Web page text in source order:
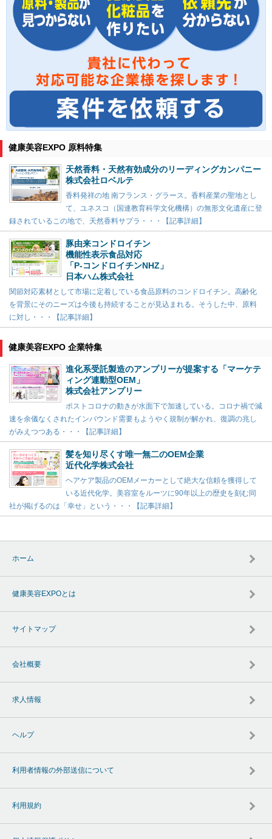
健康美容EXPO 原料特集
天然香料・天然有効成分のリーディングカンパニー
株式会社ロベルテ
香料発祥の地 南フランス・グラース。香料産業の聖地とし
て、ユネスコ（国連教育科学文化機構）の無形文化遺産に登
録されているこの地で、天然香料サプラ・・・【記事詳細】
豚由来コンドロイチン
機能性表示食品対応
「P-コンドロイチンNHZ」
日本ハム株式会社
関節対応素材として市場に定着している食品原料のコンドロイチン。高齢化
を背景にそのニーズは今後も持続することが見込まれる。そうした中、原料
に対し・・・【記事詳細】
健康美容EXPO 企業特集
進化系受託製造のアンプリーが提案する「マーケテ
ィング連動型OEM」
株式会社アンプリー
ポストコロナの動きが水面下で加速している。コロナ禍で減
速を余儀なくされたインバウンド需要もようやく規制が解かれ、復調の兆し
がみえつつある・・・【記事詳細】
髪を知り尽くす唯一無二のOEM企業
近代化学株式会社
ヘアケア製品のOEMメーカーとして絶大な信頼を獲得して
いる近代化学。美容室をルーツに90年以上の歴史を刻む同
社が掲げるのは「幸せ」という・・・【記事詳細】
ホーム
健康美容EXPOとは
サイトマップ
会社概要
求人情報
ヘルプ
利用者情報の外部送信について
利用規約